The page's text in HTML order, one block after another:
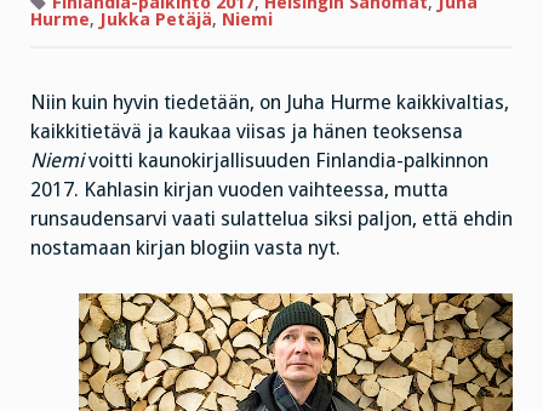
barokkia
tarpeen
tullen
kartella
sen
paremmin
pillua
kuin
persettäkään
Hurme, Jukka Petäjä, Niemi
Niin kuin hyvin tiedetään, on Juha Hurme kaikkivaltias,
kaikkitietävä ja kaukaa viisas ja hänen teoksensa
Niemivoitti kaunokirjallisuuden Finlandia-palkinnon
2017. Kahlasin kirjan vuoden vaihteessa, mutta
runsaudensarvi vaati sulattelua siksi paljon, että ehdin
nostamaan kirjan blogiin vasta nyt.